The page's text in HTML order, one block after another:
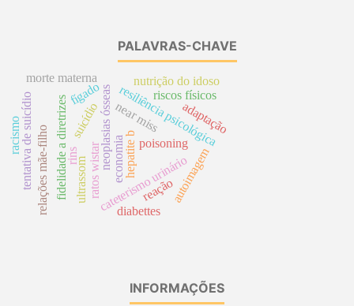
PALAVRAS-CHAVE
hepatite b
neoplasias ósseas poisoning
ultrassom cateterismo urinário
near miss
fidelidade a diretrizes resiliência psicológica
relações mãe-filho
riscos físicos
autoimagem
morte materna
economia
suicídio
tentativa de suicídio reação
diabettes
ratos wistar
fígado
rins
racismo adaptação
nutrição do idoso
INFORMAÇÕES